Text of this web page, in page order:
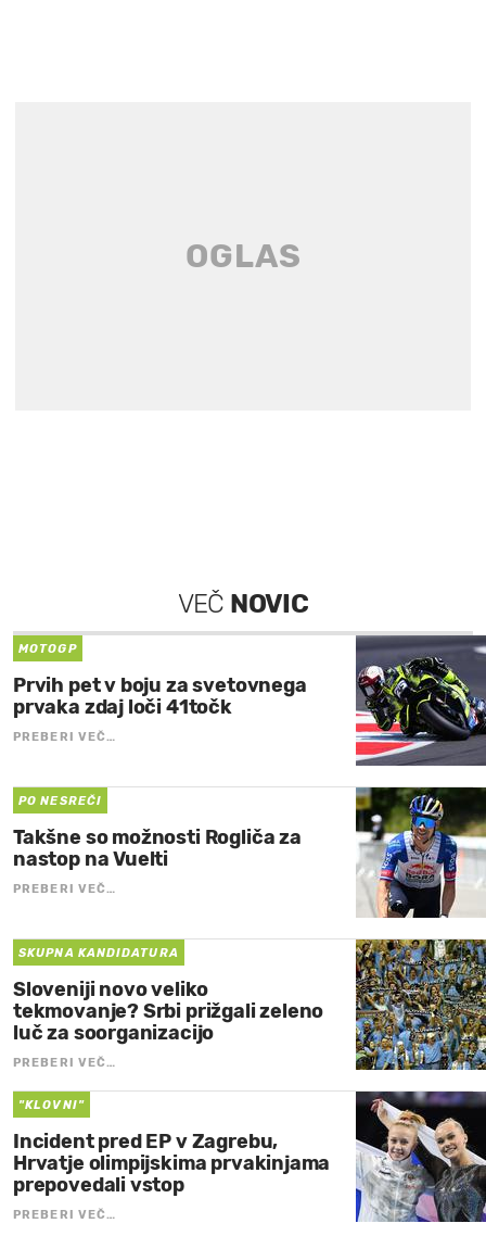
VEČ NOVIC
MOTOGP
Prvih pet v boju za svetovnega
prvaka zdaj loči 41točk
PREBERI VEČ…
PO NESREČI
Takšne so možnosti Rogliča za
nastop na Vuelti
PREBERI VEČ…
SKUPNA KANDIDATURA
Sloveniji novo veliko
tekmovanje? Srbi prižgali zeleno
luč za soorganizacijo
PREBERI VEČ…
"KLOVNI"
Incident pred EP v Zagrebu,
Hrvatje olimpijskima prvakinjama
prepovedali vstop
PREBERI VEČ…